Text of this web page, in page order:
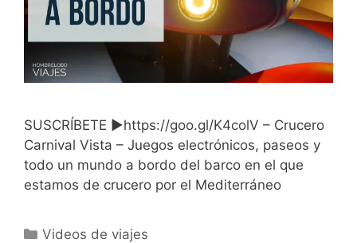
SUSCRÍBETE ►https://goo.gl/K4colV – Crucero
Carnival Vista – Juegos electrónicos, paseos y
todo un mundo a bordo del barco en el que
estamos de crucero por el Mediterráneo
Categorías
Videos de viajes